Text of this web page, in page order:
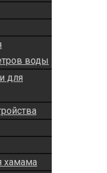
воды
для
хамама